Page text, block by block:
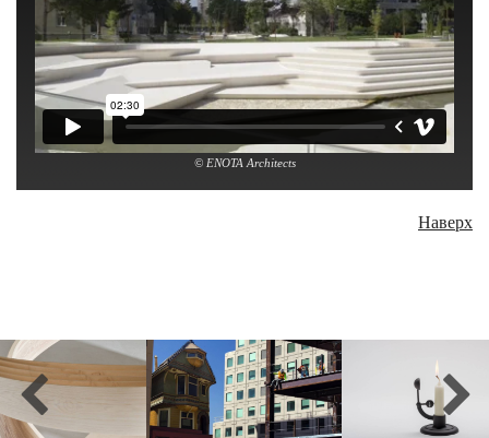
© ENOTA Architects
Наверх